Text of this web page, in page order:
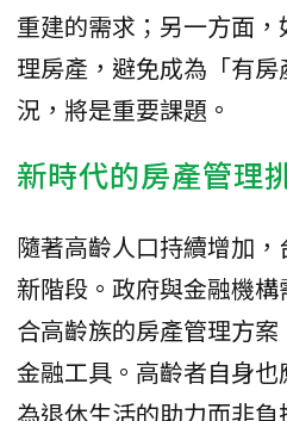
重建的需求；另一方面
理房產，避免成為「有
況，將是重要課題。
新時代的房產管理
隨著高齡人口持續增加
新階段。政府與金融機
合高齡族的房產管理方
金融工具。高齡者自身
為退休生活的助力而非負